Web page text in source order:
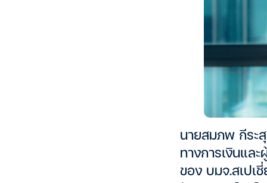
นายสมภพ กีระ
ทางการเงินแล
ของ บมจ.สเปเ